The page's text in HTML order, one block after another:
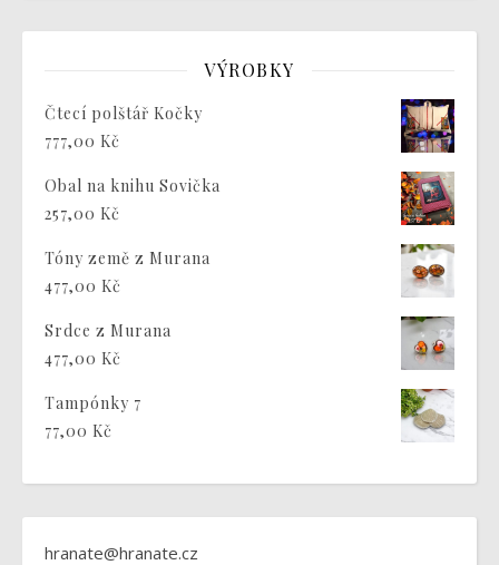
VÝROBKY
Čtecí polštář Kočky
777,00 Kč
Obal na knihu Sovička
257,00 Kč
Tóny země z Murana
477,00 Kč
Srdce z Murana
477,00 Kč
Tampónky 7
77,00 Kč
hranate@hranate.cz